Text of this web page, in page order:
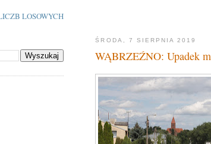
LOSOWYCH
ŚRODA, 7 SIERPNIA 2019
WĄBRZEŹNO: Upadek